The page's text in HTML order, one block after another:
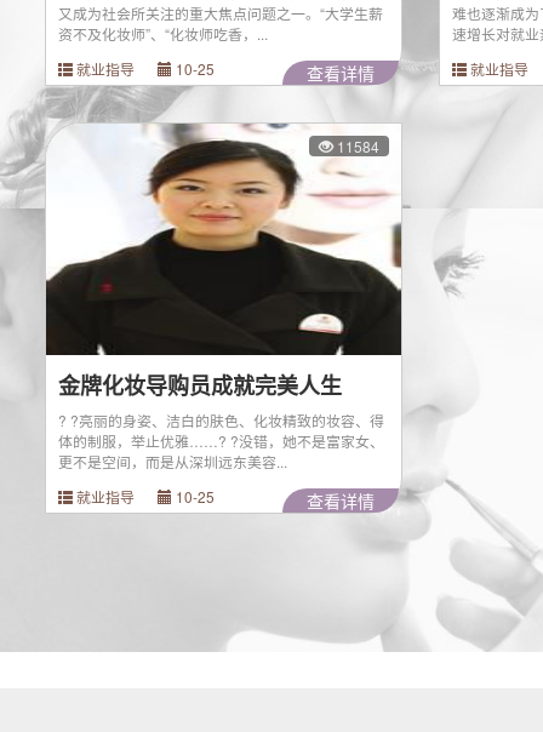
又成为社会所关注的重大焦点问题之一。“大学生薪
资不及化妆师”、“化妆师吃香，...
就业指导
10-25 查看详情
难也逐渐成
速增长对就
就业指导
11584
金牌化妆导购员成就完美人生
? ?亮丽的身姿、洁白的肤色、化妆精致的妆容、得
体的制服，举止优雅……? ?没错，她不是富家女、
更不是空间，而是从深圳远东美容...
就业指导
10-25 查看详情